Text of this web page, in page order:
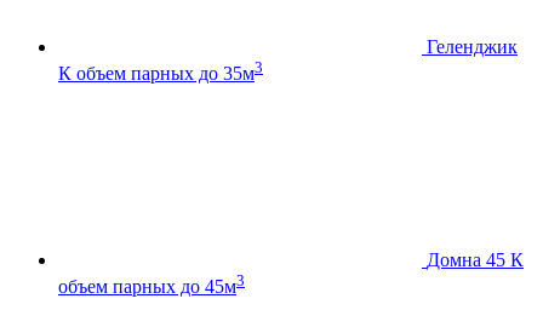
Геленджик
К объем парных до 35м3
Домна 45 К
объем парных до 45м3